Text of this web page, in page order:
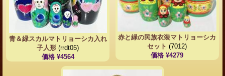
青＆緑スカルマトリョーシカ入れ
子人形 (rrdt05)
価格 ¥4564
赤と緑の民族衣装マトリョーシカ
セット (7012)
価格 ¥4279